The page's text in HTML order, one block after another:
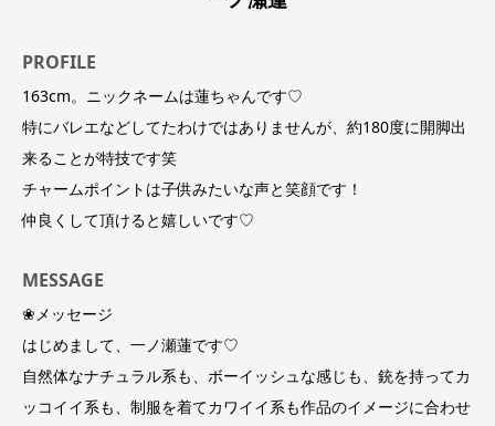
PROFILE
163cm。ニックネームは蓮ちゃんです♡
特にバレエなどしてたわけではありませんが、約180度に開脚出
来ることが特技です笑
チャームポイントは子供みたいな声と笑顔です！
仲良くして頂けると嬉しいです♡
MESSAGE
❀メッセージ
はじめまして、一ノ瀬蓮です♡
自然体なナチュラル系も、ボーイッシュな感じも、銃を持ってカ
ッコイイ系も、制服を着てカワイイ系も作品のイメージに合わせ